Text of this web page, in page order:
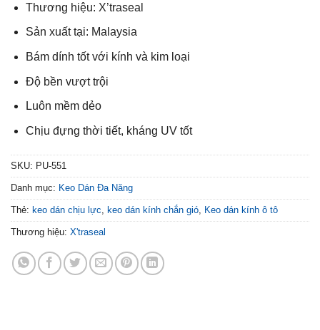
Thương hiệu: X’traseal
Sản xuất tại: Malaysia
Bám dính tốt với kính và kim loại
Độ bền vượt trội
Luôn mềm dẻo
Chịu đựng thời tiết, kháng UV tốt
SKU: PU-551
Danh mục: Keo Dán Đa Năng
Thẻ: keo dán chịu lực keo dán kính chắn gió Keo dán kính ô tô
Thương hiệu: X'traseal